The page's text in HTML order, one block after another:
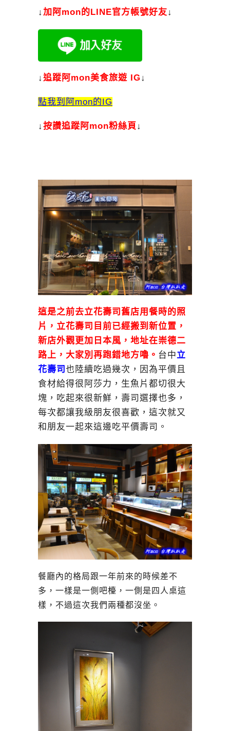
↓加 阿mon的LINE官方帳號好友↓
↓追蹤阿mon美食旅遊 IG↓
點我到阿mon的IG
↓按讚追蹤阿mon粉絲頁 ↓
這是之前去立花壽司舊店用餐時的照
片，立花壽司目前已經搬到新位置，
新店外觀更加日本風，地址在崇德二
路上，大家別再跑錯地方嚕。 台中立
花壽司 也陸續吃過幾次，因為平價且
食材給得很阿莎力，生魚片都切很大
塊，吃起來很新鮮，壽司選擇也多，
每次都讓我級朋友很喜歡，這次就又
和朋友一起來這邊吃平價壽司。
餐廳內的格局跟一年前來的時候差不
多，一樣是一側吧檯，一側是四人桌這
樣，不過這次我們兩種都沒坐。